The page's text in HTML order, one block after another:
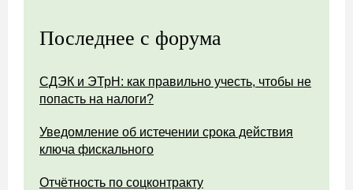
Последнее с форума
СДЭК и ЭТрН: как правильно учесть, чтобы не
попасть на налоги?
Уведомление об истечении срока действия
ключа фискального
Отчётность по соцконтракту